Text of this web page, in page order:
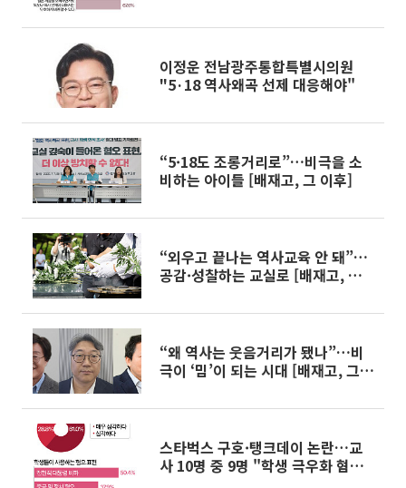
이정운 전남광주통합특별시의원
"5·18 역사왜곡 선제 대응해야"
“5·18도 조롱거리로”…비극을 소
비하는 아이들 [배재고, 그 이후]
“외우고 끝나는 역사교육 안 돼”…
공감·성찰하는 교실로 [배재고, 그
“왜 역사는 웃음거리가 됐나”…비
극이 ‘밈’이 되는 시대 [배재고, 그
스타벅스 구호·탱크데이 논란…교
사 10명 중 9명 "학생 극우화 혐오